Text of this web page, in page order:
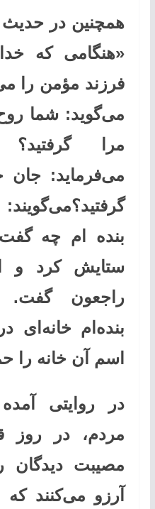
همچنین در
«هنگامی که
فرزند مؤمن را
می‌گوید: شما
مرا
می‌فرماید:
بنده ام چه
ستایش کرد و
راجعون گفت.
بنده‌ام خانه‌ای
اسم آن خانه را
در روایتی
مردم، در روز
مصیبت دیدگان
آرزو می‌کنند